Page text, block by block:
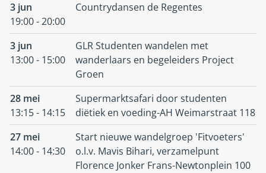
3 jun
19:00 - 20:00
Countrydansen de Regentes
3 jun
13:00 - 15:00
GLR Studenten wandelen met
wanderlaars en begeleiders Project
Groen
28 mei
13:15 - 14:15
Supermarktsafari door studenten
diëtiek en voeding-AH Weimarstraat 118
27 mei
14:00 - 14:30
Start nieuwe wandelgroep 'Fitvoeters'
o.l.v. Mavis Bihari, verzamelpunt
Florence Jonker Frans-Newtonplein 100